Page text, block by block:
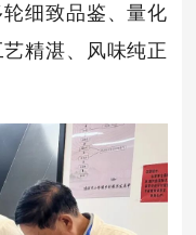
细致品鉴、量化
精湛、风味纯正